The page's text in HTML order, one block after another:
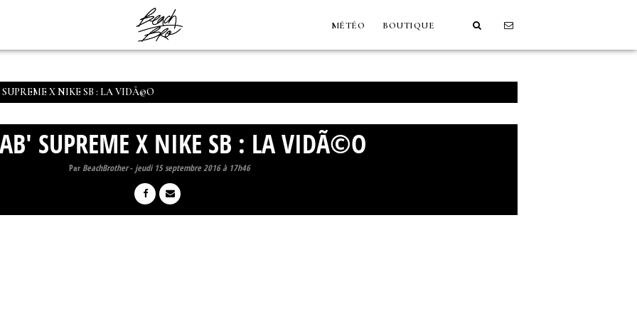
MÉTÉO BOUTIQUE
X NIKE SB : LA VIDÃ©O
SUPREME X NIKE SB : LA VIDÃ©O
Par BeachBrother-jeudi 15 septembre 2016 à 17h46